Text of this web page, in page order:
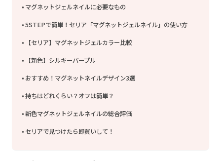
マグネットジェルネイルに必要なもの
5STEPで簡単！セリア「マグネットジェルネイル」の使い方
【セリア】マグネットジェルカラー比較
【新色】シルキーパープル
おすすめ！マグネットネイルデザイン3選
持ちはどれくらい？オフは簡単？
新色マグネットジェルネイルの総合評価
セリアで見つけたら即買いして！